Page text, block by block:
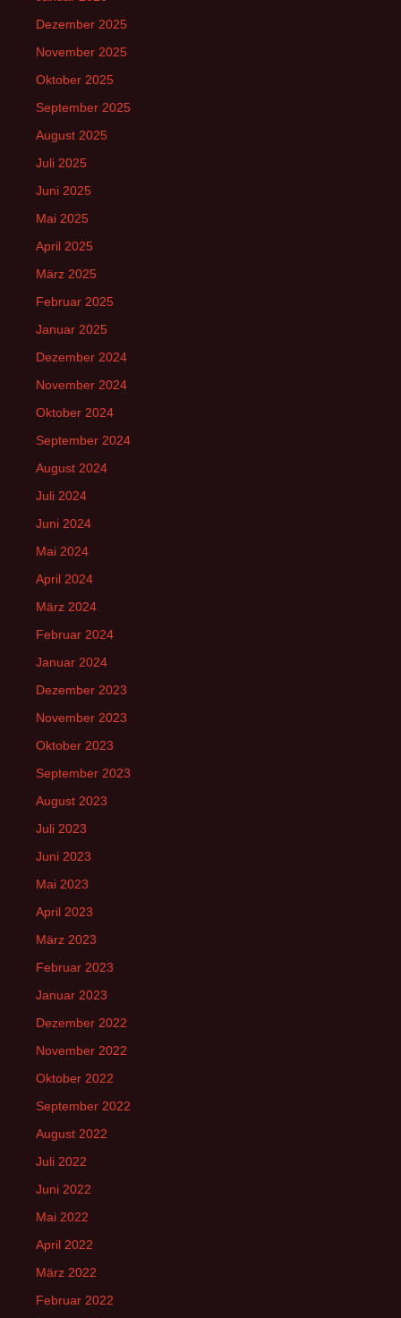
Dezember 2025
November 2025
Oktober 2025
September 2025
August 2025
Juli 2025
Juni 2025
Mai 2025
April 2025
März 2025
Februar 2025
Januar 2025
Dezember 2024
November 2024
Oktober 2024
September 2024
August 2024
Juli 2024
Juni 2024
Mai 2024
April 2024
März 2024
Februar 2024
Januar 2024
Dezember 2023
November 2023
Oktober 2023
September 2023
August 2023
Juli 2023
Juni 2023
Mai 2023
April 2023
März 2023
Februar 2023
Januar 2023
Dezember 2022
November 2022
Oktober 2022
September 2022
August 2022
Juli 2022
Juni 2022
Mai 2022
April 2022
März 2022
Februar 2022